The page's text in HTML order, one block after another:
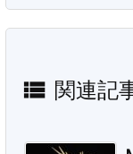
 関連記